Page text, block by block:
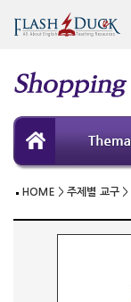
HOME > 주제별 교구 >